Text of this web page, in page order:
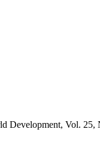
Development, Vol. 25,